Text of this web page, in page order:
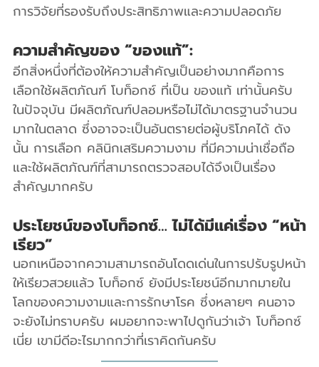
การวิจัยที่รองรับถึงประสิทธิภาพและความปลอดภัย
ความสำคัญของ “ของแท้”:
อีกสิ่งหนึ่งที่ต้องให้ความสำคัญเป็นอย่างมากคือการ
เลือกใช้ผลิตภัณฑ์ โบท็อกซ์ ที่เป็น ของแท้ เท่านั้นครับ
ในปัจจุบัน มีผลิตภัณฑ์ปลอมหรือไม่ได้มาตรฐานจำนวน
มากในตลาด ซึ่งอาจจะเป็นอันตรายต่อผู้บริโภคได้ ดัง
นั้น การเลือก คลินิกเสริมความงาม ที่มีความน่าเชื่อถือ
และใช้ผลิตภัณฑ์ที่สามารถตรวจสอบได้จึงเป็นเรื่อง
สำคัญมากครับ
ประโยชน์ของโบท็อกซ์… ไม่ได้มีแค่เรื่อง “หน้า
เรียว”
นอกเหนือจากความสามารถอันโดดเด่นในการปรับรูปหน้า
ให้เรียวสวยแล้ว โบท็อกซ์ ยังมีประโยชน์อีกมากมายใน
โลกของความงามและการรักษาโรค ซึ่งหลายๆ คนอาจ
จะยังไม่ทราบครับ ผมอยากจะพาไปดูกันว่าเจ้า โบท็อกซ์
เนี่ย เขามีดีอะไรมากกว่าที่เราคิดกันครับ